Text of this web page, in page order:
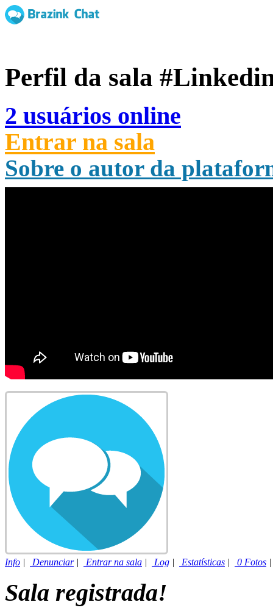
Perfil da sala
2 usuários online
Entrar na sala
Sobre o autor da
Info | Denunciar| Entrar na sala | Log | Estatísticas | 0 Fotos
Sala registrada!